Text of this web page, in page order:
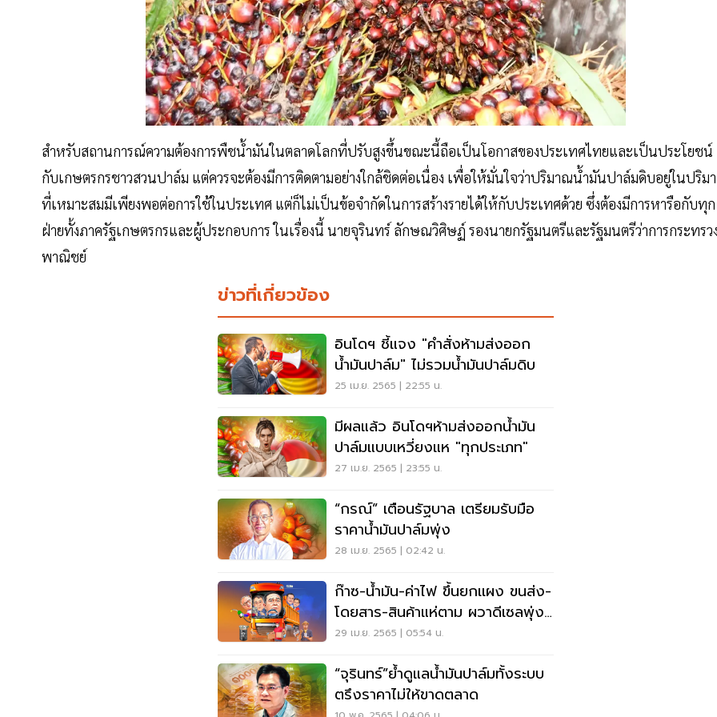
สำหรับสถานการณ์ความต้องการพืชน้ำมันในตลาดโลกที่ปรับสูงขึ้นขณะนี้ถือเป็นโอกาสของประเทศไทยและเป็นประโยชน์
กับเกษตรกรชาวสวนปาล์ม แต่ควรจะต้องมีการติดตามอย่างใกล้ชิดต่อเนื่อง เพื่อให้มั่นใจว่าปริมาณน้ำมันปาล์มดิบอยู่ในปริม
ที่เหมาะสมมีเพียงพอต่อการใช้ในประเทศ แต่ก็ไม่เป็นข้อจำกัดในการสร้างรายได้ให้กับประเทศด้วย ซึ่งต้องมีการหารือกับทุก
ฝ่ายทั้งภาครัฐเกษตรกรและผู้ประกอบการ ในเรื่องนี้ นายจุรินทร์ ลักษณวิศิษฏ์ รองนายกรัฐมนตรีและรัฐมนตรีว่าการกระทรว
พาณิชย์
ข่าวที่เกี่ยวข้อง
อินโดฯ ชี้แจง "คำสั่งห้ามส่งออก
น้ำมันปาล์ม" ไม่รวมน้ำมันปาล์มดิบ
25 เม.ย. 2565 | 22:55 น.
มีผลแล้ว อินโดฯห้ามส่งออกน้ำมัน
ปาล์มแบบเหวี่ยงแห "ทุกประเภท"
27 เม.ย. 2565 | 23:55 น.
“กรณ์” เตือนรัฐบาล เตรียมรับมือ
ราคาน้ำมันปาล์มพุ่ง
28 เม.ย. 2565 | 02:42 น.
ก๊าซ-นํ้ามัน-ค่าไฟ ขึ้นยกเเผง ขนส่ง-
โดยสาร-สินค้าแห่ตาม ผวาดีเซลพุ่ง
40 บาท
29 เม.ย. 2565 | 05:54 น.
“จุรินทร์”ย้ำดูแลน้ำมันปาล์มทั้งระบบ
ตรึงราคาไม่ให้ขาดตลาด